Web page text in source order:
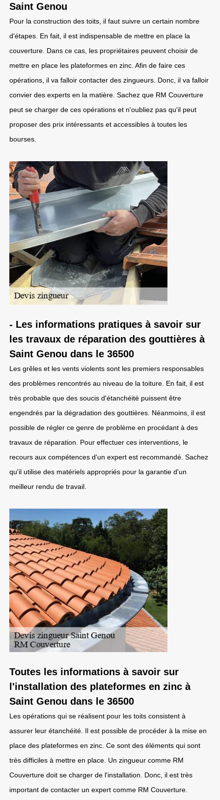
Saint Genou
Pour la construction des toits, il faut suivre un certain nombre
d'étapes. En fait, il est indispensable de mettre en place la
couverture. Dans ce cas, les propriétaires peuvent choisir de
mettre en place les plateformes en zinc. Afin de faire ces
opérations, il va falloir contacter des zingueurs. Donc, il va falloir
convier des experts en la matière. Sachez que RM Couverture
peut se charger de ces opérations et n'oubliez pas qu'il peut
proposer des prix intéressants et accessibles à toutes les
bourses.
- Les informations pratiques à savoir sur
les travaux de réparation des gouttières à
Saint Genou dans le 36500
Les grêles et les vents violents sont les premiers responsables
des problèmes rencontrés au niveau de la toiture. En fait, il est
très probable que des soucis d'étanchéité puissent être
engendrés par la dégradation des gouttières. Néanmoins, il est
possible de régler ce genre de problème en procédant à des
travaux de réparation. Pour effectuer ces interventions, le
recours aux compétences d'un expert est recommandé. Sachez
qu'il utilise des matériels appropriés pour la garantie d'un
meilleur rendu de travail.
Toutes les informations à savoir sur
l'installation des plateformes en zinc à
Saint Genou dans le 36500
Les opérations qui se réalisent pour les toits consistent à
assurer leur étanchéité. Il est possible de procéder à la mise en
place des plateformes en zinc. Ce sont des éléments qui sont
très difficiles à mettre en place. Un zingueur comme RM
Couverture doit se charger de l'installation. Donc, il est très
important de contacter un expert comme RM Couverture.